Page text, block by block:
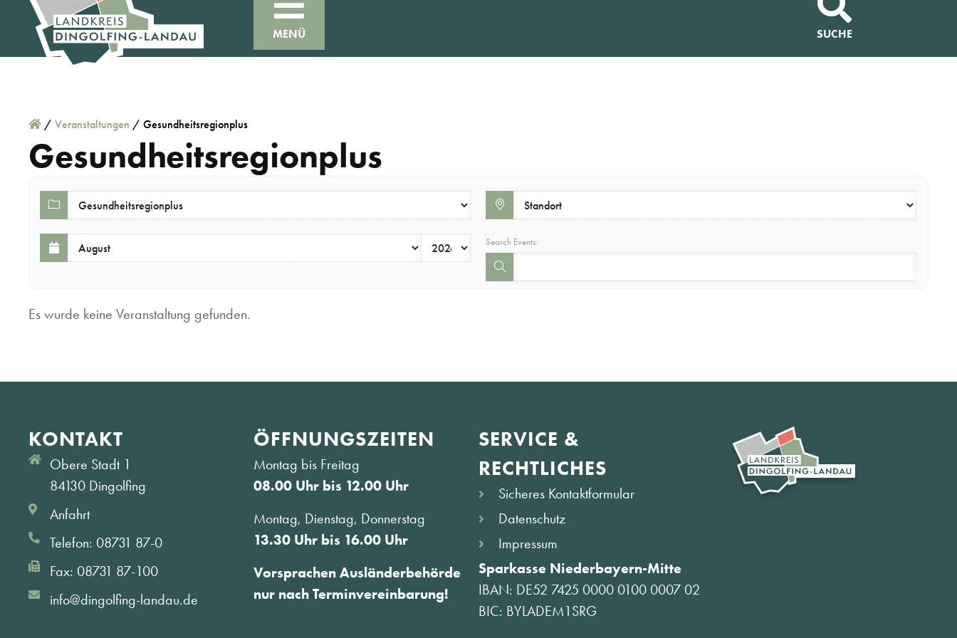
MENÜ SUCHE
/ Veranstaltungen / Gesundheitsregionplus
Gesundheitsregionplus
Search Events:
Es wurde keine Veranstaltung gefunden.
KONTAKT
Obere Stadt 1
84130 Dingolfing
Anfahrt
Telefon: 08731 87-0
Fax: 08731 87-100
info@dingolfing-landau.de
ÖFFNUNGS­ZEITEN
Montag bis Freitag
08.00 Uhr bis 12.00 Uhr
Montag, Dienstag, Donnerstag
13.30 Uhr bis 16.00 Uhr
Vorsprachen Ausländerbehörde
nur nach Terminvereinbarung!
SERVICE &
RECHTLICHES
Sicheres Kontaktformular
Datenschutz
Impressum
Sparkasse Niederbayern-Mitte
IBAN: DE52 7425 0000 0100 0007 02
BIC: BYLADEM1SRG